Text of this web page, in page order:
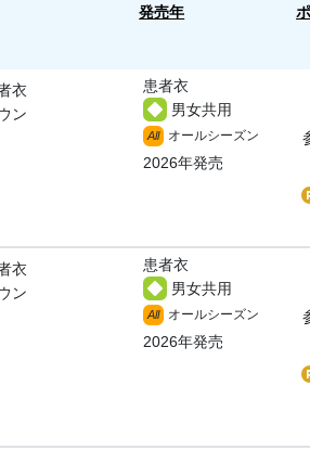
発売年
衣
ン
患者衣
男女共用
All オールシーズン
2026年発売
衣
ン
患者衣
男女共用
All オールシーズン
2026年発売